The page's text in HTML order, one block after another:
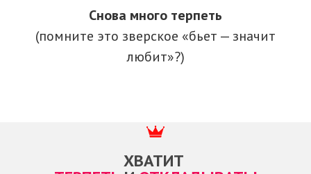
Снова много терпеть
(помните это зверское «бьет — значит
любит»?)
ХВАТИТ